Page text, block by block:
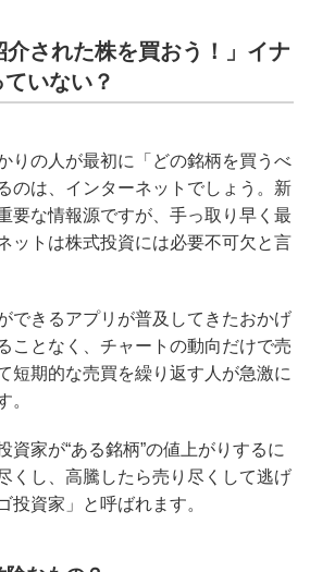
介された株を買おう！」イナ
いない？
りの人が最初に「どの銘柄を買うべ
のは、インターネットでしょう。新
要な情報源ですが、手っ取り早く最
ットは株式投資には必要不可欠と言
できるアプリが普及してきたおかげ
ことなく、チャートの動向だけで売
短期的な売買を繰り返す人が急激に
。
資家が“ある銘柄”の値上がりするに
くし、高騰したら売り尽くして逃げ
投資家」と呼ばれます。